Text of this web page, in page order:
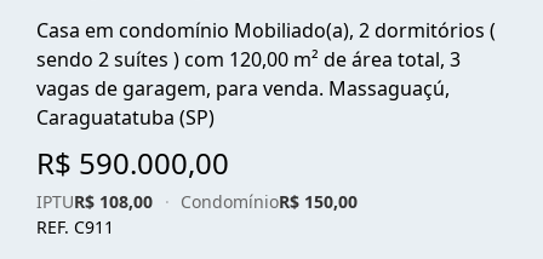
Casa em condomínio Mobiliado(a), 2 dormitórios (
sendo 2 suítes ) com 120,00 m² de área total, 3
vagas de garagem, para venda. Massaguaçú,
Caraguatatuba (SP)
R$ 590.000,00
IPTUR$ 108,00 · CondomínioR$ 150,00
REF. C911